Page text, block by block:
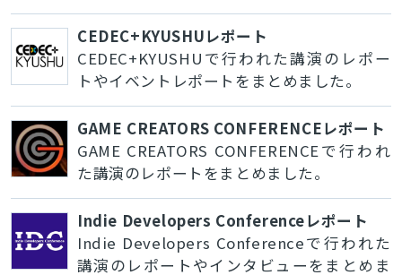
CEDEC+KYUSHUレポート
CEDEC+KYUSHUで行われた講演のレポー
トやイベントレポートをまとめました。
GAME CREATORS CONFERENCEレポート
GAME CREATORS CONFERENCEで行われ
た講演のレポートをまとめました。
Indie Developers Conferenceレポート
Indie Developers Conferenceで行われた
講演のレポートやインタビューをまとめま